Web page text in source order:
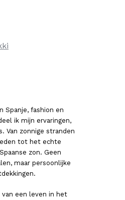
Spanje, fashion en
ik mijn ervaringen,
Van zonnige stranden
tot het echte
zon. Geen
maar persoonlijke
een leven in het